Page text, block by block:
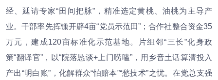
经、延请专家“田间把脉”，精准选定黄桃、油桃为主导产
业。干部率先挥锄开辟4亩“党员示范田”；合作社整合资金35
万元，建成120亩标准化示范基地。片组邻“三长”化身政
策“翻译官”，以“院落恳谈+上门唠嗑”，用乡音土话算清投入
产出“明白账”，化解群众“怕赔本”“愁技术”之忧。在党总支强